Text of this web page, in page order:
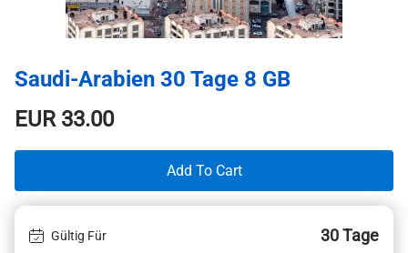
Saudi-Arabien 30 Tage 8 GB
EUR33.00
Add To Cart
Gültig Für 30 Tage